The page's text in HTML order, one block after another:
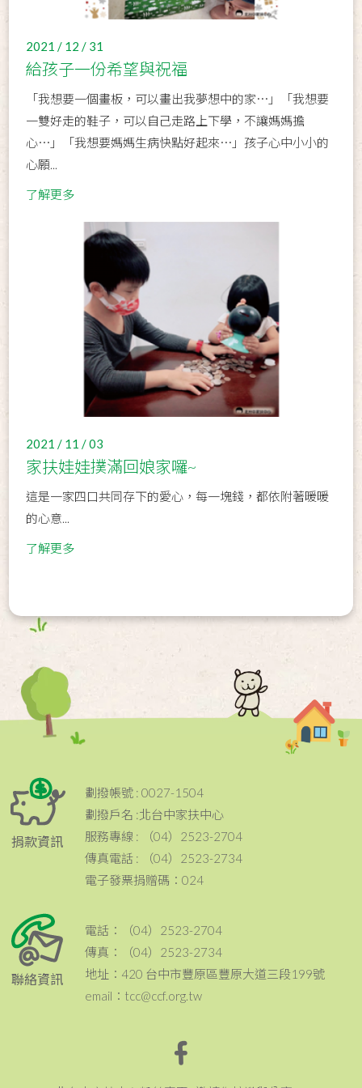
2021 / 12 / 31
給孩子一份希望與祝福
「我想要一個畫板，可以畫出我夢想中的家⋯」「我想要
一雙好走的鞋子，可以自己走路上下學，不讓媽媽擔
心⋯」「我想要媽媽生病快點好起來⋯」孩子心中小小的
心願...
了解更多
2021 / 11 / 03
家扶娃娃撲滿回娘家囉~
這是一家四口共同存下的愛心，每一塊錢，都依附著暖暖
的心意...
了解更多
捐款資訊
劃撥帳號 : 0027-1504
劃撥戶名 :北台中家扶中心
服務專線 : （04）2523-2704
傳真電話 : （04）2523-2734
電子發票捐贈碼：024
聯絡資訊
電話：（04）2523-2704
傳真：（04）2523-2734
地址：420 台中市豐原區豐原大道三段199號
email：tcc@ccf.org.tw